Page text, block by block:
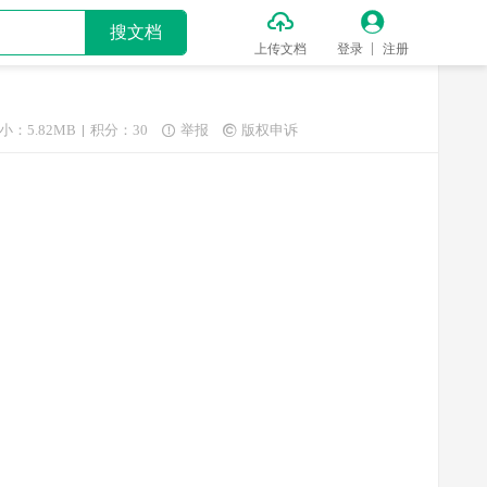
搜文档 
上传文档

登录 注册
：5.82MB 积分：30  举报  版权申诉